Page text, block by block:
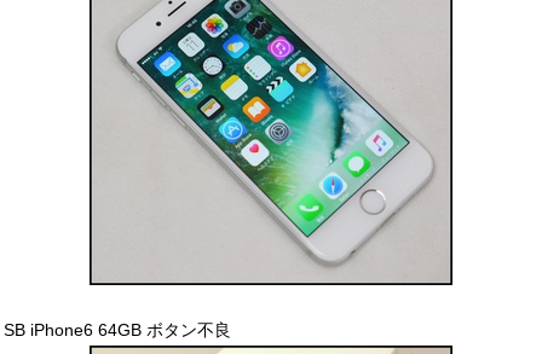
SB iPhone6 64GB ボタン不良